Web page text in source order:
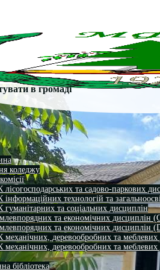
коледжу
лісогосподарських та садово-паркових
інформаційних технологій та
гуманітарних та соціальних дисциплін
та економічних дисциплін
та економічних дисциплін
механічних, деревообробних та
механічних, деревообробних та
бібліотека
в громаді